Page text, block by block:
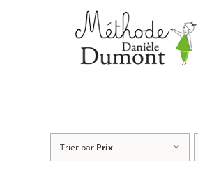
Trier par Prix